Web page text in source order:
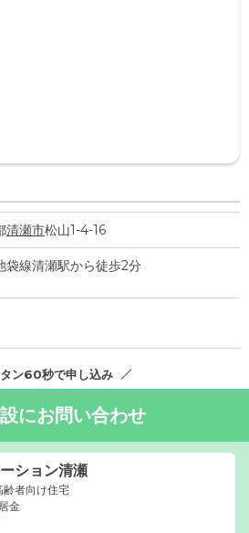
清瀬市松山1-4-16
袋線清瀬駅から徒歩2分
ン60秒で申し込み
にお問い合わせ
ション清瀬
齢者向け住宅
金